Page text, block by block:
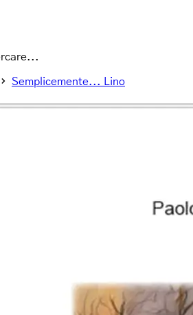
Semplicemente... Lino